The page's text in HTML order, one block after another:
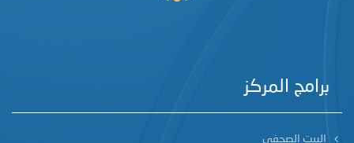
برامج المركز
البيت الصحفي